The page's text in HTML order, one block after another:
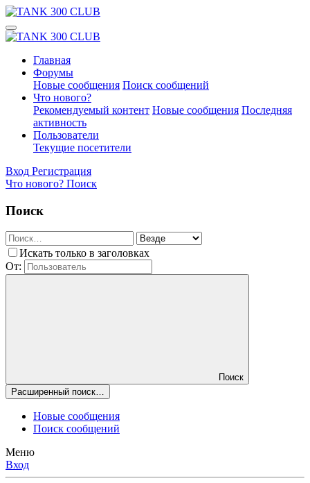
Главная
Форумы
Новые сообщения Поиск сообщений
Что нового?
Рекомендуемый контент Новые сообщения Последняя
активность
Пользователи
Текущие посетители
Вход Регистрация
Что нового? Поиск
Поиск
Искать только в заголовках
От:
Поиск
Расширенный поиск…
Новые сообщения
Поиск сообщений
Меню
Вход